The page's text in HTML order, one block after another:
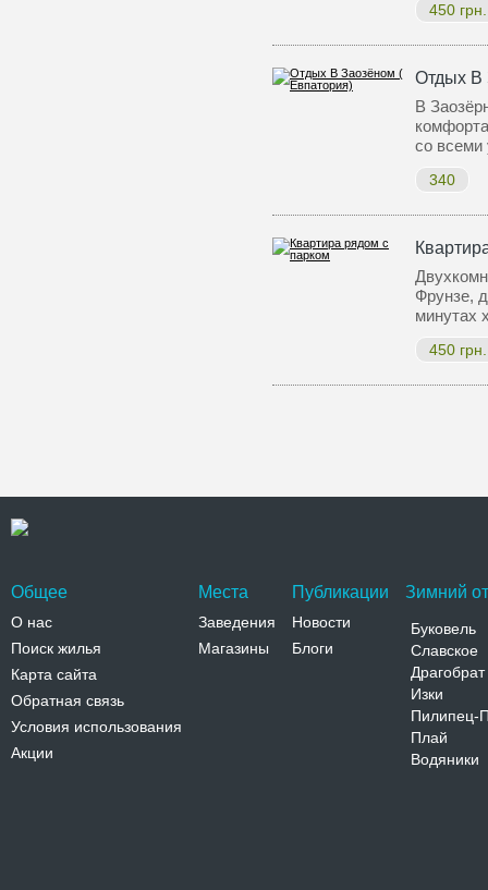
450 грн.
Отдых В
В
со
340
Фрунзе,
минутах
450 грн.
Общее
О нас
Поиск жилья
Карта сайта
Обратная связь
Условия использования
Акции
Места
Заведения
Магазины
Публикации
Новости
Блоги
Зимний
Буковель
Славское
Драгобрат
Изки
Пилипец-
Плай
Водяники